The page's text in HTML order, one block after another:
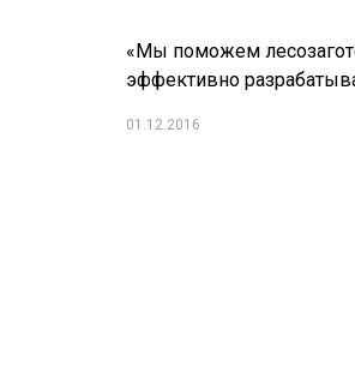
«Мы поможем
эффективно
01.12.2016